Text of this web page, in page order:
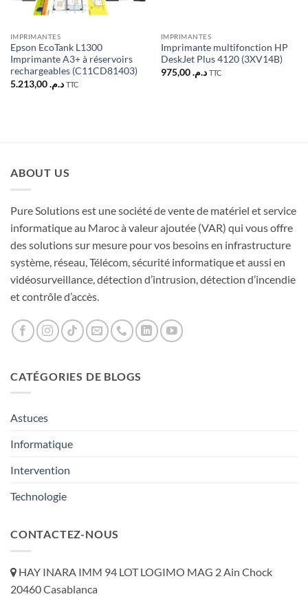
IMPRIMANTES
Epson EcoTank L1300
Imprimante A3+ à réservoirs
rechargeables (C11CD81403)
د.م.5.213,00 TTC
IMPRIMANTES
Imprimante multifonction HP
DeskJet Plus 4120 (3XV14B)
د.م.975,00 TTC
ABOUT US
Pure Solutions est une société de vente de matériel et service
informatique au Maroc à valeur ajoutée (VAR) qui vous offre
des solutions sur mesure pour vos besoins en infrastructure
système, réseau, Télécom, sécurité informatique et aussi en
vidéosurveillance, détection d’intrusion, détection d’incendie
et contrôle d’accès.
CATÉGORIES DE BLOGS
Astuces
Informatique
Intervention
Technologie
CONTACTEZ-NOUS
HAY INARA IMM 94 LOT LOGIMO MAG 2 Ain Chock
20460 Casablanca